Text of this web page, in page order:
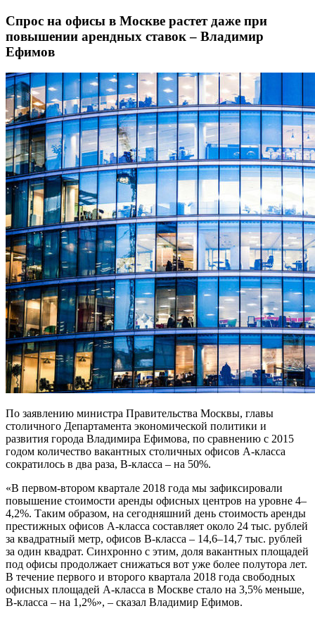
Спрос на офисы в Москве растет даже при
повышении арендных ставок – Владимир
Ефимов
По заявлению министра Правительства Москвы, главы
столичного Департамента экономической политики и
развития города Владимира Ефимова, по сравнению с 2015
годом количество вакантных столичных офисов А-класса
сократилось в два раза, В-класса – на 50%.
«В первом-втором квартале 2018 года мы зафиксировали
повышение стоимости аренды офисных центров на уровне 4–
4,2%. Таким образом, на сегодняшний день стоимость аренды
престижных офисов А-класса составляет около 24 тыс. рублей
за квадратный метр, офисов В-класса – 14,6–14,7 тыс. рублей
за один квадрат. Синхронно с этим, доля вакантных площадей
под офисы продолжает снижаться вот уже более полутора лет.
В течение первого и второго квартала 2018 года свободных
офисных площадей А-класса в Москве стало на 3,5% меньше,
В-класса – на 1,2%», – сказал Владимир Ефимов.